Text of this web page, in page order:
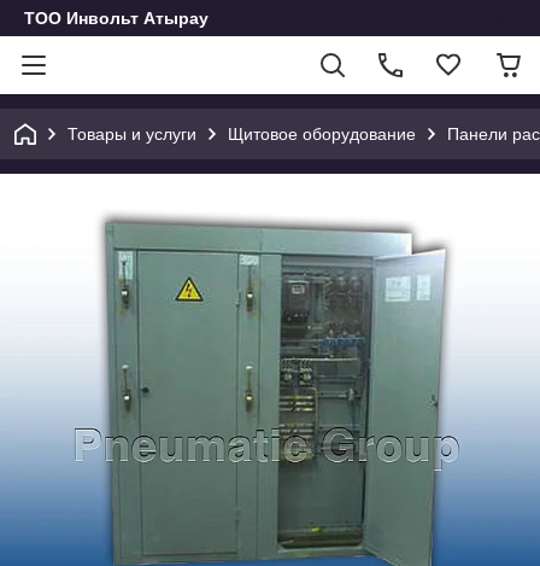
ТОО Инвольт Атырау
Товары и услуги Щитовое оборудование Панели